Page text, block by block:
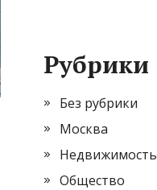
Рубрики
Без рубрики
Москва
Недвижимость
Общество